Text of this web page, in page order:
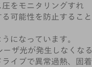
をモニタリングすれ
可能性を防止すること
になっています。
ザ光が発生しなくなる
イブで異常過熱、固着